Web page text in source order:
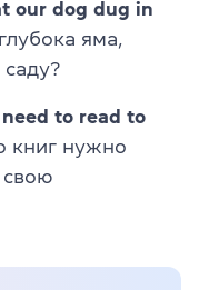
our dog dug in
яма,
to read to
книг нужно
свою